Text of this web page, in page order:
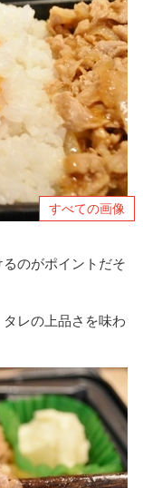
すべての画像
のがポイントだそ
レの上品さを味わ